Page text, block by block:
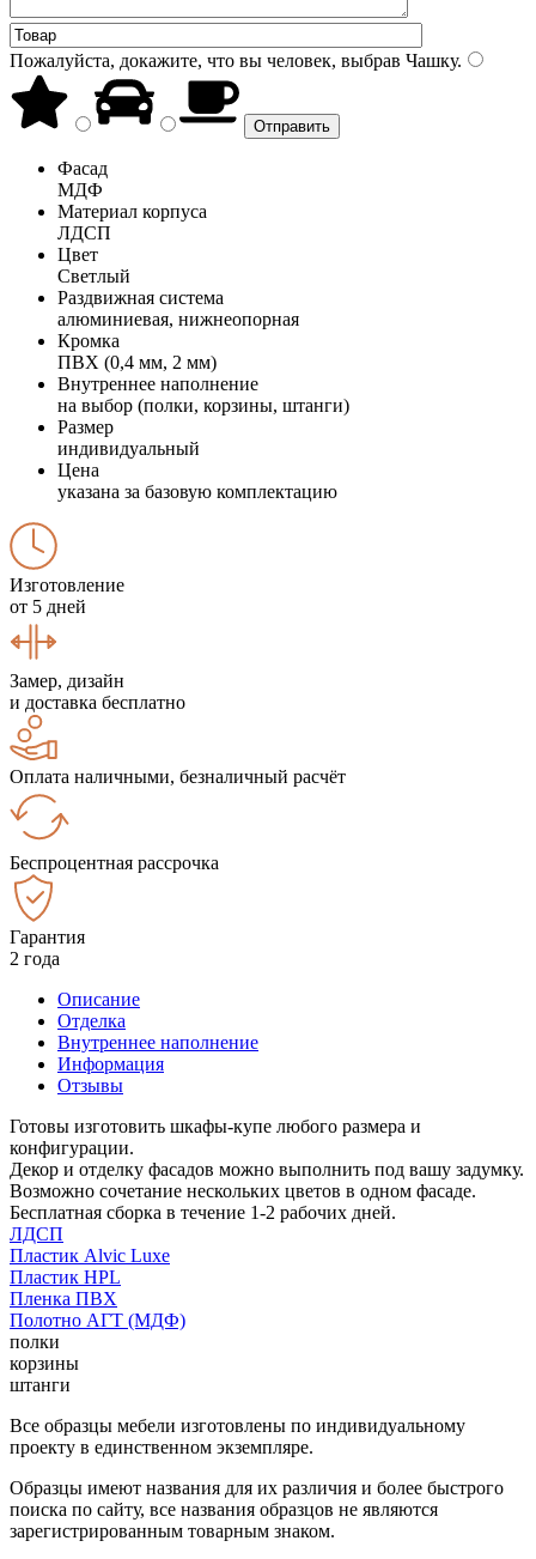
Пожалуйста, докажите, что вы человек, выбрав Чашку.
Фасад
МДФ
Материал корпуса
ЛДСП
Цвет
Светлый
Раздвижная система
алюминиевая, нижнеопорная
Кромка
ПВХ (0,4 мм, 2 мм)
Внутреннее наполнение
на выбор (полки, корзины, штанги)
Размер
индивидуальный
Цена
указана за базовую комплектацию
Изготовление
от 5 дней
Замер, дизайн
и доставка бесплатно
Оплата наличными, безналичный расчёт
Беспроцентная рассрочка
Гарантия
2 года
Описание
Отделка
Внутреннее наполнение
Информация
Отзывы
Готовы изготовить шкафы-купе любого размера и
конфигурации.
Декор и отделку фасадов можно выполнить под вашу задумку.
Возможно сочетание нескольких цветов в одном фасаде.
Бесплатная сборка в течение 1-2 рабочих дней.
ЛДСП
Пластик Alvic Luxe
Пластик HPL
Пленка ПВХ
Полотно АГТ (МДФ)
полки
корзины
штанги
Все образцы мебели изготовлены по индивидуальному
проекту в единственном экземпляре.
Образцы имеют названия для их различия и более быстрого
поиска по сайту, все названия образцов не являются
зарегистрированным товарным знаком.